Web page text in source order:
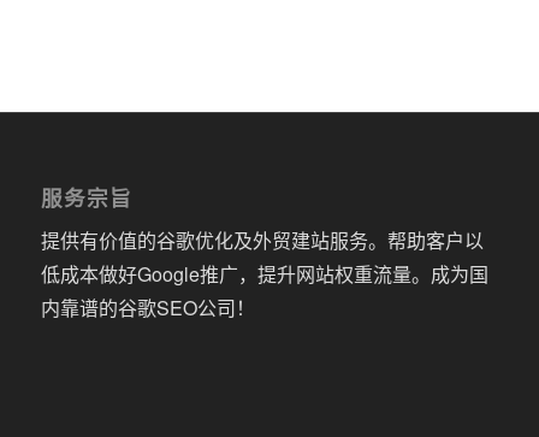
服务宗旨
提供有价值的谷歌优化及外贸建站服务。帮助客户以
低成本做好Google推广，提升网站权重流量。成为国
内靠谱的谷歌SEO公司！